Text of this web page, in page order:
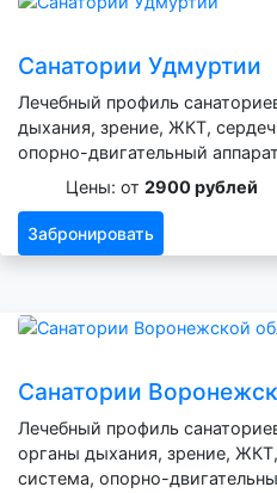
Санатории Удмуртии
Лечебный профиль
дыхания, зрение, ЖКТ,
опорно-двигательный
Цены: от 2900 рублей
Забронировать
Санатории
Лечебный профиль
органы дыхания, зрение,
система, опорно-